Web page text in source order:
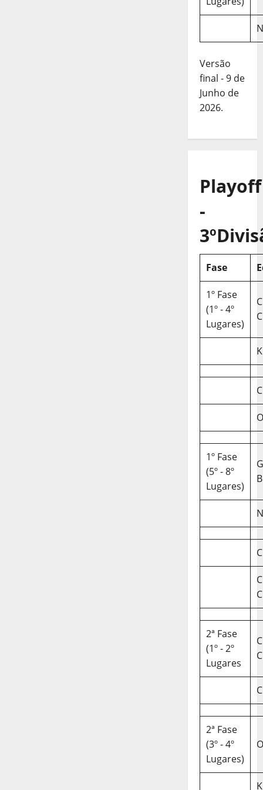
Versão
final - 9 de
Junho de
2026.
Playoff
-
Fase
1º Fase
(1º - 4º
Lugares)
C
1º Fase
(5º - 8º
Lugares)
B
C
2ª Fase
(1º - 2º
Lugares
C
2ª Fase
(3º - 4º
Lugares)